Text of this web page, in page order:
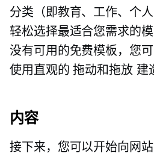
分类（即教育、工作、个
轻松选择最适合您需求的
没有可用的免费模板，您
使用直观的拖动和拖放建
内容
接下来，您可以开始向网